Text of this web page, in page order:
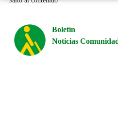
Boletín
Noticias